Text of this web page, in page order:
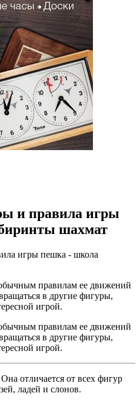
и правила игры
шахмат
правилам ее движений
в другие фигуры,
игрой.
правилам ее движений
в другие фигуры,
игрой.
отличается от всех фигур
ладей и слонов.